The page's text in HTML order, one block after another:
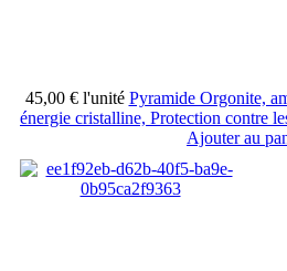
45,00 € l'unité Pyramide Orgonite,
énergie cristalline, Protection contre
Ajouter au